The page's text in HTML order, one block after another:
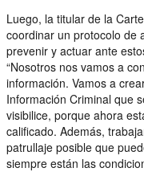
Luego, la titular de la
coordinar un protocolo de
prevenir y actuar ante
“Nosotros nos vamos a
información. Vamos a
Información Criminal que
visibilice, porque ahora
calificado. Además,
patrullaje posible que
siempre están las